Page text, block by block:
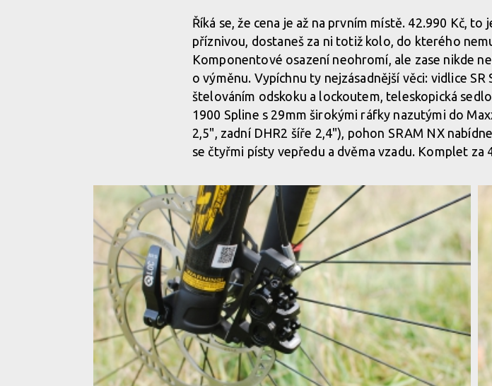
Říká se, že cena je až na prvním místě. 42.990 Kč,
příznivou, dostaneš za ni totiž kolo, do kterého
Komponentové osazení neohromí, ale zase nikde
o výměnu. Vypíchnu ty nejzásadnější věci: vidlice
štelováním odskoku a lockoutem, teleskopická
1900 Spline s 29mm širokými ráfky nazutými do
2,5", zadní DHR2 šíře 2,4"), pohon SRAM NX
se čtyřmi písty vepředu a dvěma vzadu. Komplet za